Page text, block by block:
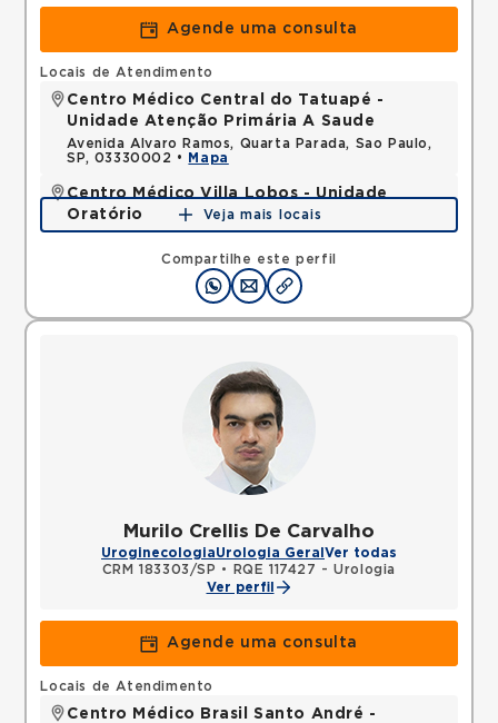
Agende uma consulta
Compartilhe este perfil
Locais de Atendimento
Centro Médico Central do Tatuapé -
Unidade Atenção Primária A Saude
Avenida Alvaro Ramos, Quarta Parada, Sao Paulo,
SP, 03330002 •
Mapa
Centro Médico Villa Lobos - Unidade
Oratório
Rua do Oratorio, Mooca, Sao Paulo, SP, 03117000 •
Veja mais locais
Murilo Crellis De Carvalho
UroginecologiaUrologia Geral Ver todas
CRM 183303/SP •
RQE 117427 - Urologia
Ver perfil
Agende uma consulta
Locais de Atendimento
Centro Médico Brasil Santo André -